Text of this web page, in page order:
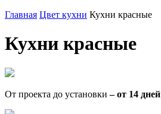
Главная Цвет кухни Кухни красные
Кухни красные
От проекта до установки– от 14 дней